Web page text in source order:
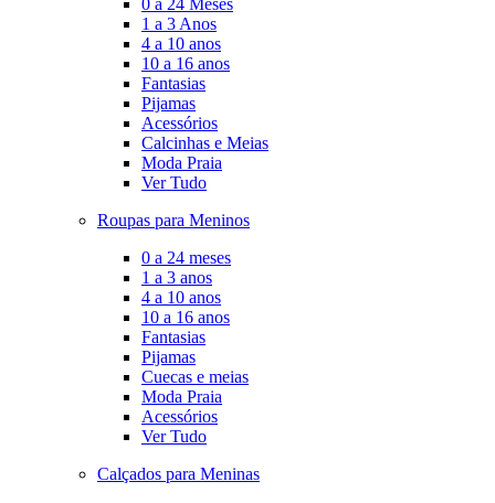
0 a 24 Meses
1 a 3 Anos
4 a 10 anos
10 a 16 anos
Fantasias
Pijamas
Acessórios
Calcinhas e Meias
Moda Praia
Ver Tudo
Roupas para Meninos
0 a 24 meses
1 a 3 anos
4 a 10 anos
10 a 16 anos
Fantasias
Pijamas
Cuecas e meias
Moda Praia
Acessórios
Ver Tudo
Calçados para Meninas